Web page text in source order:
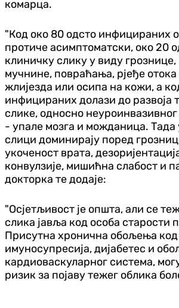
комарца.
"Код око 80 одсто инфицираних
протиче асимптоматски, око 20
клиничку слику у виду
мучнине, повраћања, рјеђе
жлијезда или осипа на кожи, а
инфицираних долази до развоја
слике, односно
- упале мозга и можданица. Тада
слици доминирају поред
укоченост врата,
конвулзије, мишићна слабост и
докторка те додаје:
"Осјетљивост је општа, али се
слика јавља код особа старости
Присутна хронична обољења код
имуносупресија, дијабетес и
кардиоваскуларног система,
ризик за појаву тежег облика